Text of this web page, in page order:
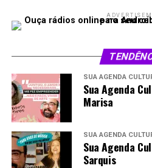
SUA AGENDA
Sua Agenda
Marisa
SUA AGENDA
Sua Agenda
Sarquis